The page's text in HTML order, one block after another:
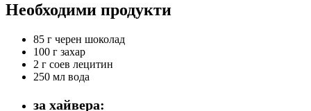
Необходими продукти
85 г черен шоколад
100 г захар
2 г соев лецитин
250 мл вода
за хайвера: